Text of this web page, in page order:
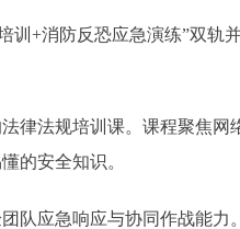
+消防反恐应急演练”双轨
法规培训课。课程聚焦网
的安全知识。
应急响应与协同作战能力